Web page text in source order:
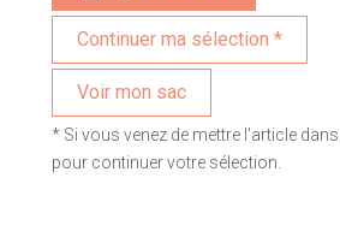
Voir mon sac
* Si vous venez de mettre l'article
pour continuer votre sélection.